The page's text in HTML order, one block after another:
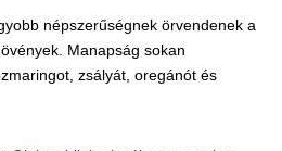
népszerűségnek örvendenek a
Manapság sokan
zsályát, oregánót és